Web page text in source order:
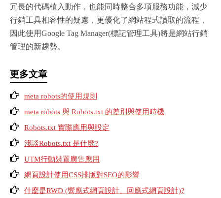
冗長的代碼植入動作，也能同時整合多項服務功能，減少
行銷工具相容性的疑慮，更優化了網站程式讀取的流程，
因此使用Google Tag Manager(標記管理工具)將是網站行銷
管理的新趨勢。
更多文章
meta robots的使用規則
meta robots 與 Robots.txt 的差別與使用時機
Robots.txt 實際應用與設定
淺談Robots.txt 是什麼?
UTM行動裝置廣告應用
網頁設計使用CSS排版對SEO的影響
什麼是RWD (響應式網頁設計、回應式網頁設計)?